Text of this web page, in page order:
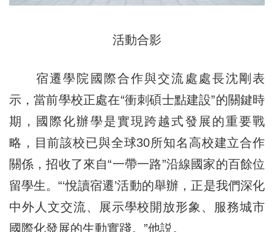
活動合影
宿遷學院國際合作與交流處處長沈剛表
示，當前學校正處在“衝刺碩士點建設”的關鍵時
期，國際化辦學是實現跨越式發展的重要戰
略，目前該校已與全球30所知名高校建立合作
關係，招收了來自“一帶一路”沿線國家的百餘位
留學生。“‘悅讀宿遷’活動的舉辦，正是我們深化
中外人文交流、展示學校開放形象、服務城市
國際化發展的生動實踐。”他説。